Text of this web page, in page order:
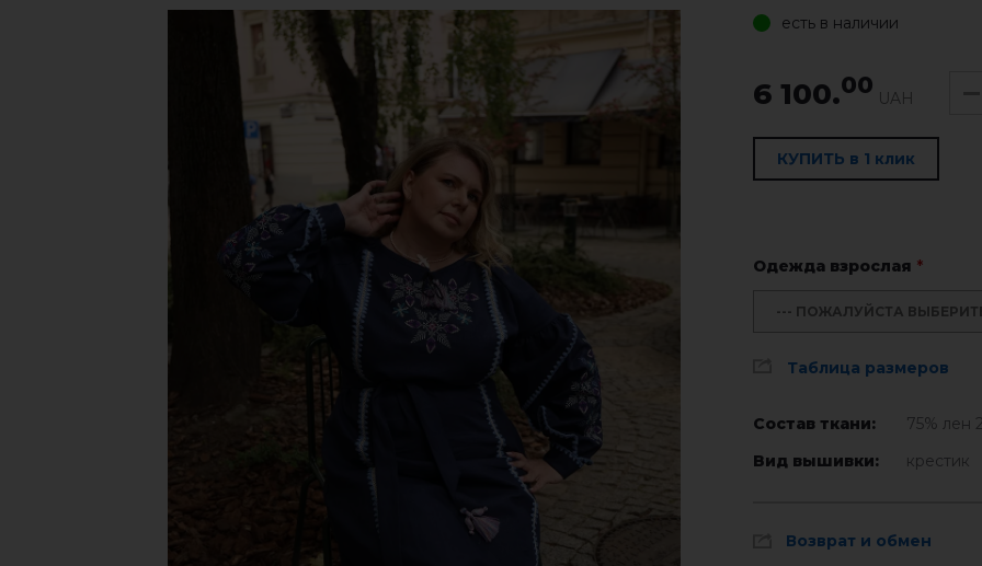
есть в наличии
6 100.00 UAH
КУПИТЬ в 1 клик
Одежда взрослая *
--- ПОЖАЛУЙСТА
Таблица размеров
Состав ткани:
75% лен
Вид вышивки:
крестик
Возврат и обмен